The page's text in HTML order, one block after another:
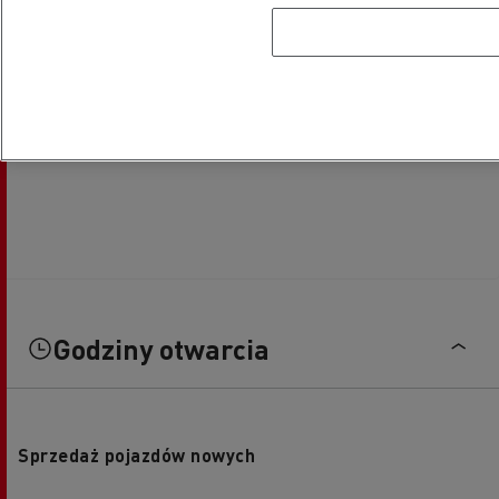
Godziny otwarcia
Sprzedaż pojazdów nowych